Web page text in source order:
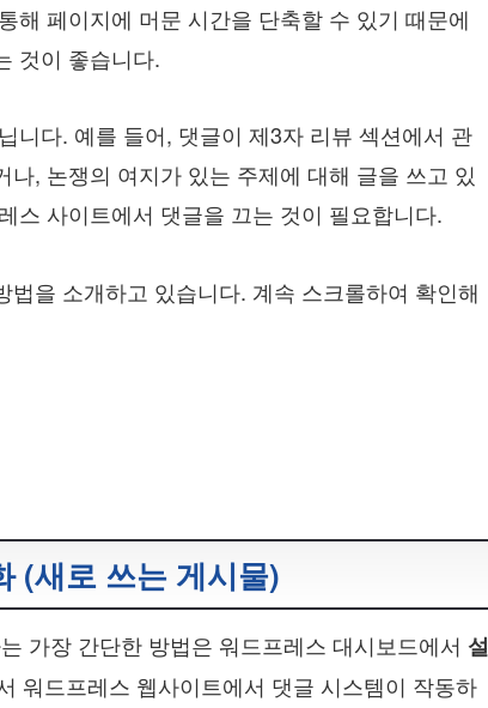
해 페이지에 머문 시간을 단축할 수 있기 때문에
것이 좋습니다.
니다. 예를 들어, 댓글이 제3자 리뷰 섹션에서 관
, 논쟁의 여지가 있는 주제에 대해 글을 쓰고 있
스 사이트에서 댓글을 끄는 것이 필요합니다.
을 소개하고 있습니다. 계속 스크롤하여 확인해
(새로 쓰는 게시물)
가장 간단한 방법은 워드프레스 대시보드에서 설
워드프레스 웹사이트에서 댓글 시스템이 작동하